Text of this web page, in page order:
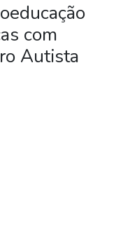
com
Autista